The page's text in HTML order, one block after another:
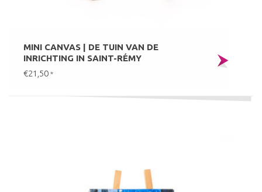
MINI CANVAS | DE TUIN VAN DE
INRICHTING IN SAINT-RÉMY
€21,50 *